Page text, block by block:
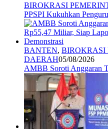
BIROKRASI
PPSPI Kukuhkan
BANTEN, BIROKRASI
DAERAH05/08/2026
AMBB Soroti Anggaran